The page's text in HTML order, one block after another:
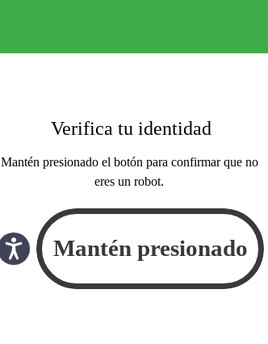
Verifica tu identidad
Mantén presionado el botón para confirmar que no
eres un robot.